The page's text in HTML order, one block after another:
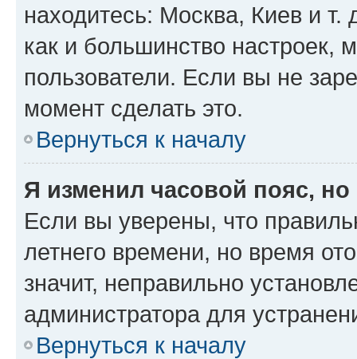
находитесь: Москва, Киев и т.
как и большинство настроек,
пользователи. Если вы не
момент сделать это.
Вернуться к началу
Я изменил часовой пояс,
Если вы уверены, что
летнего времени, но время
значит, неправильно
администратора для
Вернуться к началу